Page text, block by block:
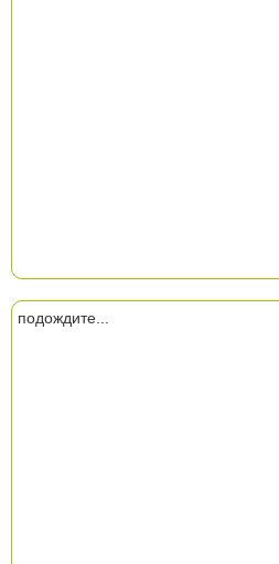
подождите...